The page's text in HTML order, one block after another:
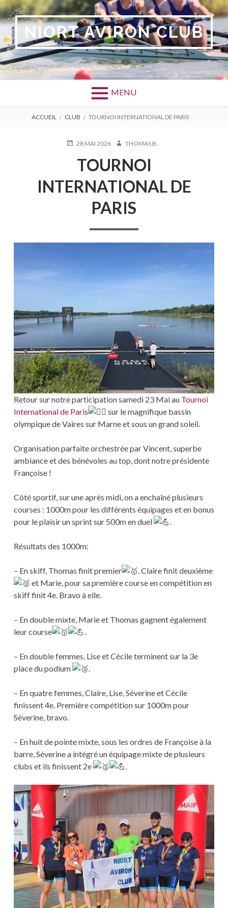
Aller
au
contenu NIORT AVIRON CLUB
MENU
D'ARIANE
ACCUEIL CLUB TOURNOI INTERNATIONAL DE PARIS
PUBLIÉ28 MAI 2026 AUTEUR
THOMAS B.
TOURNOI
INTERNATIONAL DE
PARIS
Retour sur notre participation samedi 23 Mai au Tournoi
International de Paris
sur le magnifique bassin
olympique de Vaires sur Marne et sous un grand soleil.
Organisation parfaite orchestrée par Vincent, superbe
ambiance et des bénévoles au top, dont notre présidente
Françoise !
Côté sportif, sur une après midi, on a enchaîné plusieurs
courses : 1000m pour les différents équipages et en bonus
pour le plaisir un sprint sur 500m en duel
.
Résultats des 1000m:
– En skiff, Thomas finit premier
. Claire finit deuxième
et Marie, pour sa première course en compétition en
skiff finit 4e. Bravo à elle.
– En double mixte, Marie et Thomas gagnent également
leur course
.
– En double femmes, Lise et Cécile terminent sur la 3e
place du podium
.
– En quatre femmes, Claire, Lise, Séverine et Cécile
finissent 4e. Première compétition sur 1000m pour
Séverine, bravo.
– En huit de pointe mixte, sous les ordres de Françoise à la
barre, Séverine a intégré un équipage mixte de plusieurs
clubs et ils finissent 2e
.